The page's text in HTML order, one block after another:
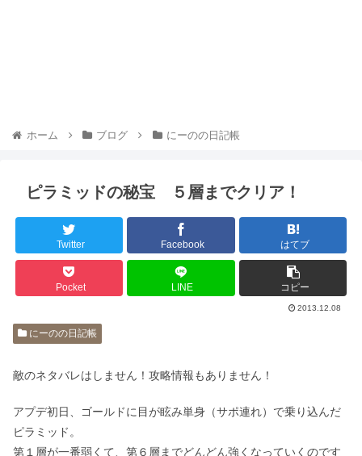
ホーム ブログ にーのの日記帳
ピラミッドの秘宝 ５層までクリア！
Twitter Facebook はてブ
Pocket LINE コピー
2013.12.08
にーのの日記帳
敵のネタバレはしません！攻略情報もありません！
アプデ初日、ゴールドに目が眩み単身（サポ連れ）で乗り込んだ
ピラミッド。
第１層が一番弱くて、第６層までどんどん強くなっていくのです